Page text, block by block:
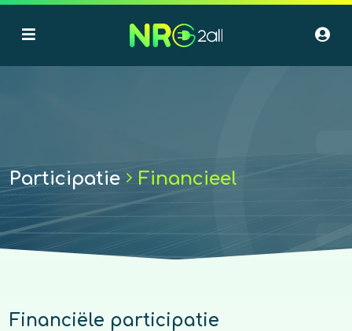
Participatie Financieel
Financiële participatie